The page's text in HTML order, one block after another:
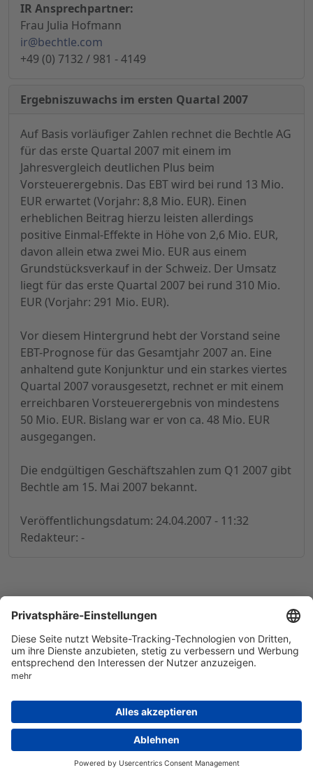
IR Ansprechpartner:
Frau Julia Hofmann
ir@bechtle.com
+49 (0) 7132 / 981 - 4149
Ergebniszuwachs im ersten Quartal 2007
Auf Basis vorläufiger Zahlen rechnet die Bechtle AG
für das erste Quartal 2007 mit einem im
Jahresvergleich deutlichen Plus beim
Vorsteuerergebnis. Das EBT wird bei rund 13 Mio.
EUR erwartet (Vorjahr: 8,8 Mio. EUR). Einen
erheblichen Beitrag hierzu leisten allerdings
positive Einmal-Effekte in Höhe von 2,6 Mio. EUR,
davon allein etwa zwei Mio. EUR aus einem
Grundstücksverkauf in der Schweiz. Der Umsatz
liegt für das erste Quartal 2007 bei rund 310 Mio.
EUR (Vorjahr: 291 Mio. EUR).
Vor diesem Hintergrund hebt der Vorstand seine
EBT-Prognose für das Gesamtjahr 2007 an. Eine
anhaltend gute Konjunktur und ein starkes viertes
Quartal 2007 vorausgesetzt, rechnet er mit einem
erreichbaren Vorsteuerergebnis von mindestens
50 Mio. EUR. Bislang war er von ca. 48 Mio. EUR
ausgegangen.
Die endgültigen Geschäftszahlen zum Q1 2007 gibt
Bechtle am 15. Mai 2007 bekannt.
Veröffentlichungsdatum: 24.04.2007 - 11:32
Redakteur: -
© 1998-2026by GSC Research GmbH
Datenschutz